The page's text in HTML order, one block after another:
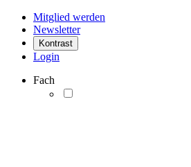
Mitglied werden
Newsletter
Kontrast
Login
Fach